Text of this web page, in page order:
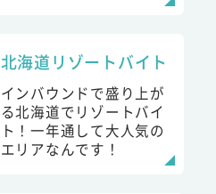
北海道リゾートバイト
インバウンドで盛り上が
る北海道でリゾートバイ
ト！一年通して大人気の
エリアなんです！